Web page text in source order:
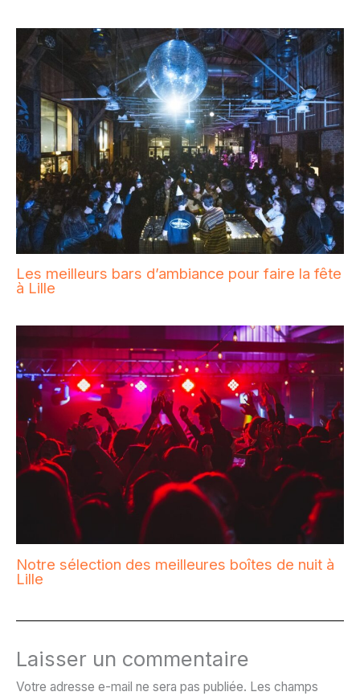
Les meilleurs bars d’ambiance pour faire la fête
à Lille
Notre sélection des meilleures boîtes de nuit à
Lille
Laisser un commentaire
Votre adresse e-mail ne sera pas publiée. Les champs